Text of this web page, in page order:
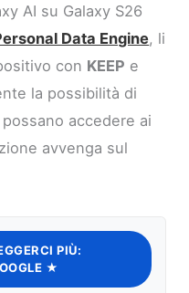
AI su Galaxy S26
Data Engine, li
con KEEP e
la possibilità di
accedere ai
avvenga sul
PIÙ:
★